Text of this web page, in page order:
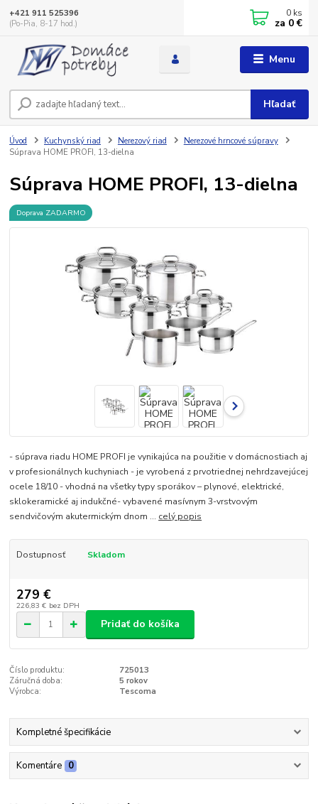
Menu
Hľadať
+421 911 525396
(Po-Pia, 8-17 hod.)
0 ks
za 0 €
Úvod Kuchynský riad Nerezový riad
Nerezové hrncové súpravy
Súprava HOME PROFI, 13-dielna
Súprava HOME PROFI, 13-dielna
Doprava ZADARMO
- súprava riadu HOME PROFI je vynikajúca na použitie v domácnostiach aj
v profesionálnych kuchyniach - je vyrobená z prvotriednej nehrdzavejúcej
ocele 18/10 - vhodná na všetky typy sporákov – plynové, elektrické,
sklokeramické aj indukčné- vybavené masívnym 3-vrstvovým
sendvičovým akutermickým dnom ... celý popis
Dostupnosť Skladom
279 €
226,83 € bez DPH
Pridať do košíka
Číslo produktu:
725013
Záručná doba:
5 rokov
Výrobca:
Tescoma
Kompletné špecifikácie
Komentáre 0